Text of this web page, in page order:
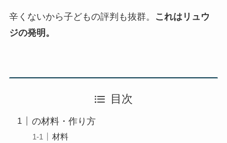
辛くないから子どもの評判も抜群。
これはリュウ
ジの発明。
目次
の材料・作り方
材料